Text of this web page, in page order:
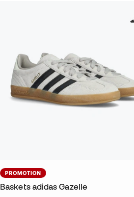
PROMOTION
Baskets adidas Gazelle